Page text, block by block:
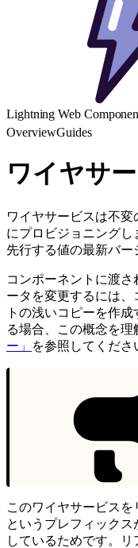
Lightning Web
OverviewGuides
ワイヤサ
ワイヤサービスは不
にプロビジョニング
先行する値の最新バー
コンポーネントに渡
ータを変更するには
トの浅いコピーを作
る場合、この概念を理
ー」
を参照してくださ
このワイヤサービスを
というプレフィック
しているためです。